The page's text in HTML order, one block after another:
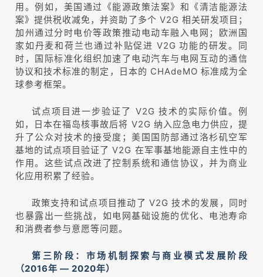
用。例如，美国通过《能源政策法案》和《清洁能源法
案》提供税收减免，并资助了多个 V2G 相关研发项目；
加州通过分时电价等政策推动电动车融入电网；欧洲国
家如丹麦和荷兰也通过补贴促进 V2G 功能的研发。同
时，国际标准化组织加速了电动汽车与电网互动的通信
协议和技术标准的制定，日本的 CHAdeMO 标准成为全
球参考框架。
试点项目进一步验证了 V2G 技术的实际价值。例
如，日本在福岛核事故后将 V2G 纳入应急电力供应，提
升了公众对技术的接受度；美国国防部通过洛杉矶空军
基地的试点项目验证了 V2G 在军事基地能源自主性中的
作用。这些试点改进了控制系统和通信协议，并为商业
化应用积累了经验。
政策支持和试点项目推动了 V2G 技术的发展，同时
也暴露出一些挑战，如电网基础设施的优化、电池寿命
和消费者参与意愿等问题。
第三阶段：市场机制探索与商业模式发展阶段
（2016年 — 2020年）